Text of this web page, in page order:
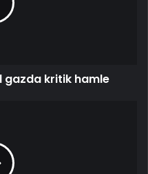
gazda kritik hamle